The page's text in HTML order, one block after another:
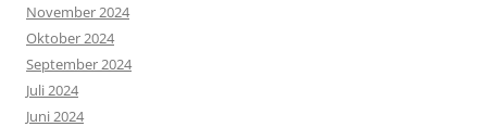
November 2024
Oktober 2024
September 2024
Juli 2024
Juni 2024